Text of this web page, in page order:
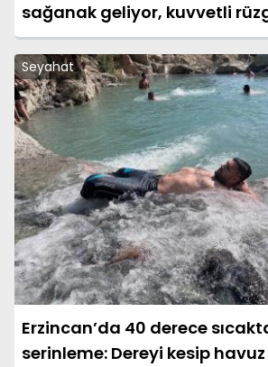
sağanak geliyor, kuvvetli
Seyahat
Erzincan’da 40 derece
serinleme: Dereyi kesip